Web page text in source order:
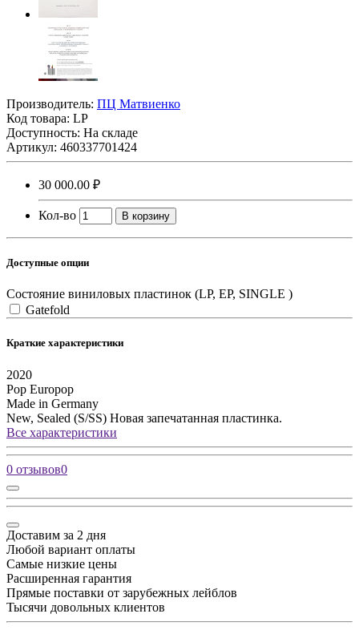
Производитель: ПЦ Матвиенко
Код товара: LP
Доступность: На складе
Артикул: 460337701424
30 000.00 ₽
Кол-во В корзину
Доступные опции
Состояние виниловых пластинок (LP, EP, SINGLE )
Gatefold
Краткие характеристики
2020
Pop Europop
Made in Germany
New, Sealed (S/SS) Новая запечатанная пластинка.
Все характеристики
0 отзывов0
Доставим за 2 дня
Любой вариант оплаты
Самые низкие цены
Расширенная гарантия
Прямые поставки от зарубежных лейблов
Тысячи довольных клиентов